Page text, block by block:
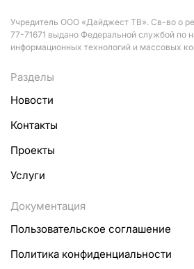
Учредитель ООО «Дайджест ТВ». Св-во о
77-71671 выдано Федеральной службой по
информационных технологий и массовых
Разделы
Новости
Контакты
Проекты
Услуги
Документация
Пользовательское соглашение
Политика конфиденциальности